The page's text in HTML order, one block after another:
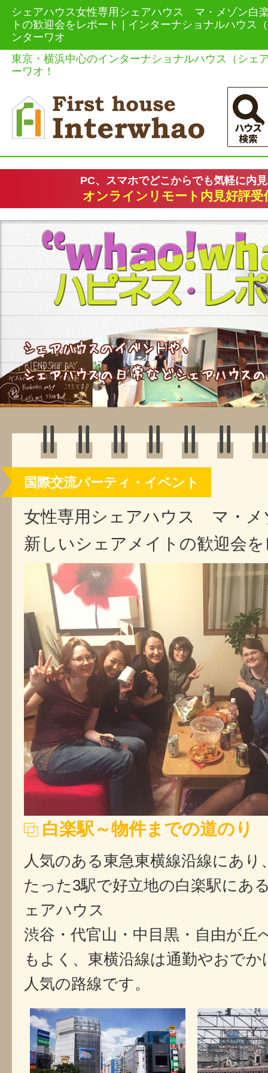
シェアハウス女性専用シェアハウス マ・メゾン白
トの歓迎会をレポート | インターナショナルハウス
ンターワオ
東京・横浜中心のインターナショナルハウス（シェ
ーワオ！
PC、スマホでどこからでも気軽に内
オンラインリモート内見好評受
国際交流パーティ・イベント
女性専用シェアハウス マ・メ
新しいシェアメイトの歓迎会
白楽駅～物件までの道のり
人気のある東急東横線沿線にあり
たった3駅で好立地の白楽駅にあ
ェアハウス
渋谷・代官山・中目黒・自由が丘
もよく、東横沿線は通勤やおで
人気の路線です。